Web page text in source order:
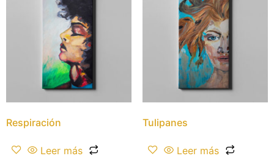
Respiración
Leer más
Tulipanes
Leer más